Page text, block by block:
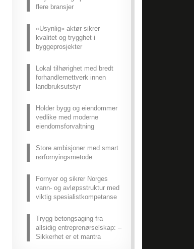
flere bransjer
«Usynlig» aktør sikrer
kvalitet og trygghet i
byggeprosjekter
Lokal tilhørighet med bredt
forhandlernettverk innen
landbruksutstyr
Holder bygg og eiendommer
vedlike med moderne
eiendomsforvaltning
Store ambisjoner med smart
rørfornyingsmetode
Fornyer og sikrer Norges
vann- og avløpsstruktur med
viktig spesialistkompetanse
Trygg betongsaging fra
allsidig entreprenørselskap: –
Sikkerhet er et mantra